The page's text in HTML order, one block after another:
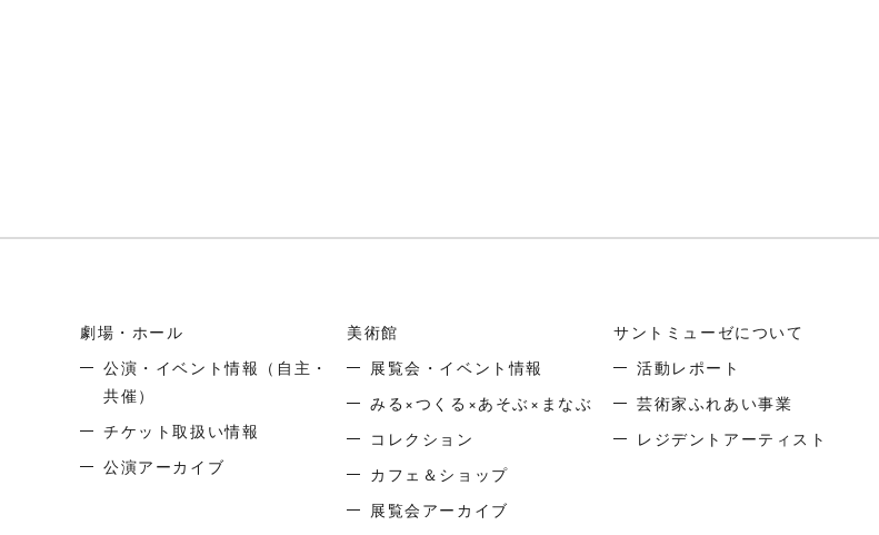
劇場・ホール
公演・イベント情報 （自主・
共催）
チケット取扱い情報
公演アーカイブ
美術館
展覧会・イベント情報
みる×つくる×あそぶ×まなぶ
コレクション
カフェ＆ショップ
展覧会アーカイブ
サントミューゼについて
活動レポート
芸術家ふれあい事業
レジデントアーティスト